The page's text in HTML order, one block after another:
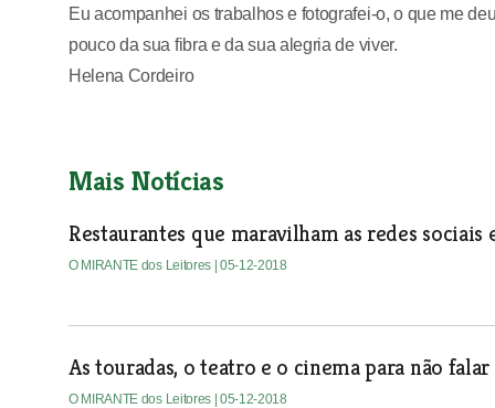
Eu acompanhei os trabalhos e fotografei-o, o que me
pouco da sua fibra e da sua alegria de viver.
Helena Cordeiro
Mais Notícias
Restaurantes que maravilham as redes
O MIRANTE dos Leitores | 05-12-2018
As touradas, o teatro e o cinema para não
O MIRANTE dos Leitores | 05-12-2018